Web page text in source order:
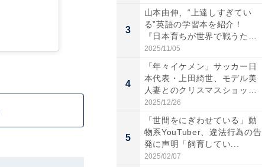
3
山本由伸、“上達しすぎてい
る”英語の学習本を紹介！
『日本育ちが世界で戦うため
の...
2025/11/05
4
「年々イケメン」サッカー日
本代表・上田綺世、モデル美
人妻とのクリスマスショット
に...
2025/12/26
5
「世間をにぎわせている」動
物系YouTuber、違法行為の告
発に声明「飼育してい...
2025/02/07